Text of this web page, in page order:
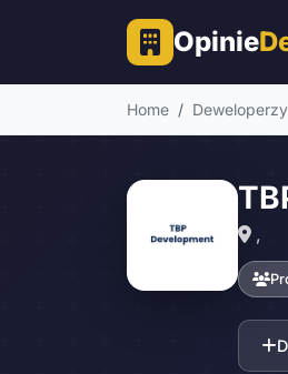
Opinie
Home Deweloperzy
,